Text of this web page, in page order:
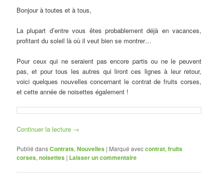
Bonjour à toutes et à tous,
La plupart d’entre vous êtes probablement déjà en vacances,
profitant du soleil là où il veut bien se montrer…
Pour ceux qui ne seraient pas encore partis ou ne le peuvent
pas, et pour tous les autres qui liront ces lignes à leur retour,
voici quelques nouvelles concernant le contrat de fruits corses,
et cette année de noisettes également !
Continuer la lecture →
Publié dansContrats,Nouvelles | Marqué aveccontrat,fruits
corses,noisettes | Laisser un commentaire